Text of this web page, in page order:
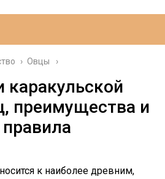
› Овцы
каракульской
преимущества и
к наиболее древним,